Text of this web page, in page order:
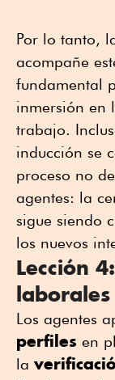
Por lo tanto,
acompañe
fundamental
inmersión en
trabajo.
inducción se
proceso no
agentes: la
sigue siendo
los nuevos
Lección
laborales
Los agentes
perfiles en
la